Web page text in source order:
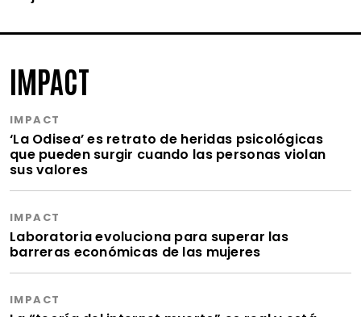
IMPACT
IMPACT
‘La Odisea’ es retrato de heridas psicológicas
que pueden surgir cuando las personas violan
sus valores
IMPACT
Laboratoria evoluciona para superar las
barreras económicas de las mujeres
IMPACT